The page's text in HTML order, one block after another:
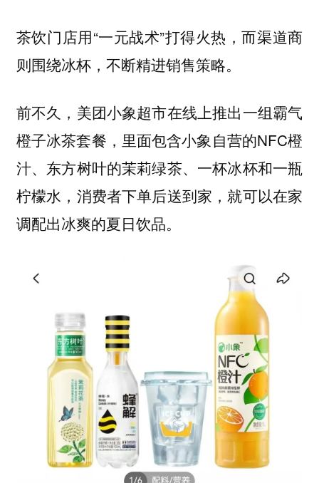
茶饮门店用“一元战术”打得火热，而渠道商
则围绕冰杯，不断精进销售策略。
前不久，美团小象超市在线上推出一组霸气
橙子冰茶套餐，里面包含小象自营的NFC橙
汁、东方树叶的茉莉绿茶、一杯冰杯和一瓶
柠檬水，消费者下单后送到家，就可以在家
调配出冰爽的夏日饮品。